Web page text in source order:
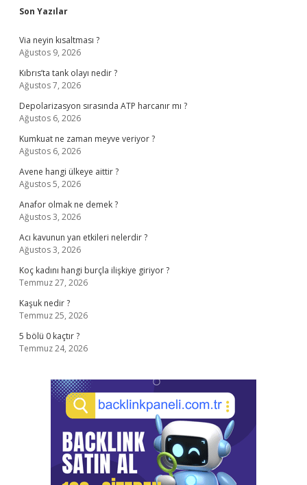
Sidebar
Son Yazılar
Via neyin kısaltması ?
Ağustos 9, 2026
Kıbrıs’ta tank olayı nedir ?
Ağustos 7, 2026
Depolarizasyon sırasında ATP harcanır mı ?
Ağustos 6, 2026
Kumkuat ne zaman meyve veriyor ?
Ağustos 6, 2026
Avene hangi ülkeye aittir ?
Ağustos 5, 2026
Anafor olmak ne demek ?
Ağustos 3, 2026
Acı kavunun yan etkileri nelerdir ?
Ağustos 3, 2026
Koç kadını hangi burçla ilişkiye giriyor ?
Temmuz 27, 2026
Kaşuk nedir ?
Temmuz 25, 2026
5 bölü 0 kaçtır ?
Temmuz 24, 2026